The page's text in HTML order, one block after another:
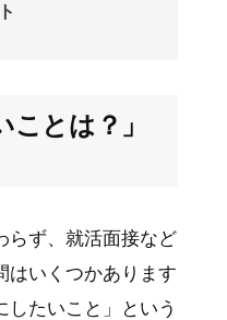
ことは？」
らず、就活面接など
はいくつかあります
したいこと」という